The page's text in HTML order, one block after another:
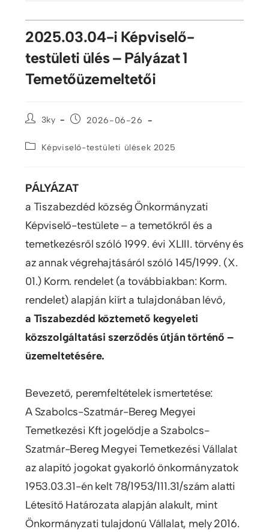
2025.03.04-i Képviselő-
testületi ülés – Pályázat 1
Temetőüzemeltetői
3ky 2026-06-26
Képviselő-testületi ülések 2025
PÁLYÁZAT
a Tiszabezdéd község Önkormányzati
Képviselő-testülete – a temetőkről és a
temetkezésről szóló 1999. évi XLIII. törvény és
az annak végrehajtásáról szóló 145/1999. (X.
01.) Korm. rendelet (a továbbiakban: Korm.
rendelet) alapján kiírt a tulajdonában lévő,
a Tiszabezdéd köztemető kegyeleti
közszolgáltatási szerződés útján történő –
üzemeltetésére.
Bevezető, peremfeltételek ismertetése:
A Szabolcs-Szatmár-Bereg Megyei
Temetkezési Kft jogelődje a Szabolcs-
Szatmár-Bereg Megyei Temetkezési Vállalat
az alapító jogokat gyakorló önkormányzatok
1953.03.31-én kelt 78/1953/111.31/szám alatti
Létesítő Határozata alapján alakult, mint
Önkormányzati tulajdonú Vállalat, mely 2016.